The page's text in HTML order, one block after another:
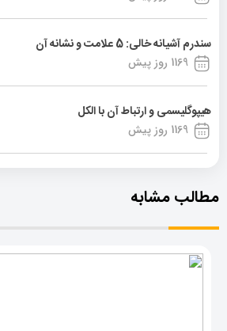
سندرم آشیانه خالی: 5 علامت و نشانه آن
1169 روز پیش
هیپوگلیسمی و ارتباط آن با الکل
1169 روز پیش
مطالب مشابه